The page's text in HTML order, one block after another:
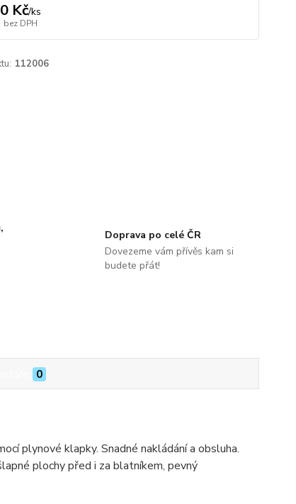
Kč/ks
bez DPH
112006
Doprava po celé ČR
Dovezeme vám přívěs kam si
budete přát!
0
plynové klapky. Snadné nakládání a obsluha.
plochy před i za blatníkem, pevný